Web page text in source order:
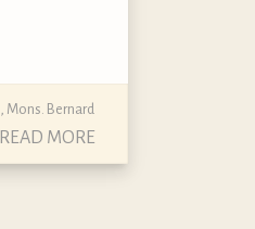
Mons. Bernard
READ MORE